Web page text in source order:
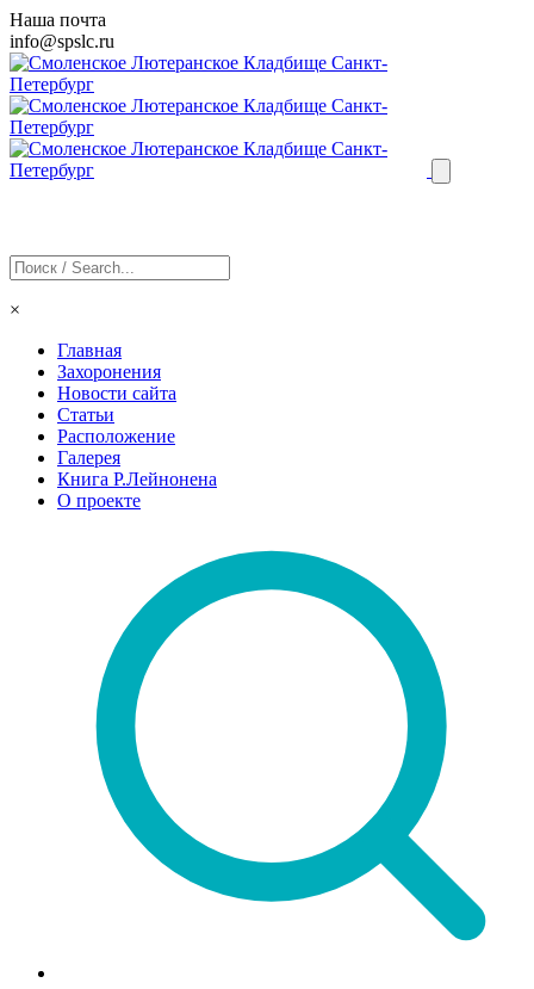
Наша почта
info@spslc.ru
×
Главная
Захоронения
Новости сайта
Статьи
Расположение
Галерея
Книга Р.Лейнонена
О проекте